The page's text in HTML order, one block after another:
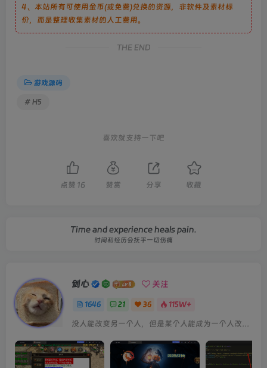
4、本站所有可使用金币(或免费)兑换的资源，非软件及素材标
价，而是整理收集素材的人工费用。
THE END
游戏源码
# H5
喜欢就支持一下吧
点赞 16 赞赏 分享 收藏
Time and experience heals pain.
时间和经历会抚平一切伤痛
剑心 关注
1646 21 36 115W+